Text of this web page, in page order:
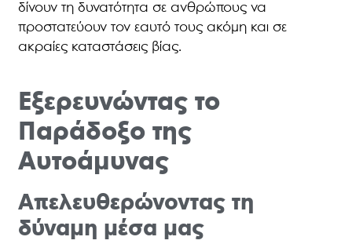
δίνουν τη δυνατότητα σε ανθρώπους να
προστατεύουν τον εαυτό τους ακόμη και σε
ακραίες καταστάσεις βίας.
Εξερευνώντας το
Παράδοξο της
Αυτοάμυνας
Απελευθερώνοντας τη
δύναμη μέσα μας